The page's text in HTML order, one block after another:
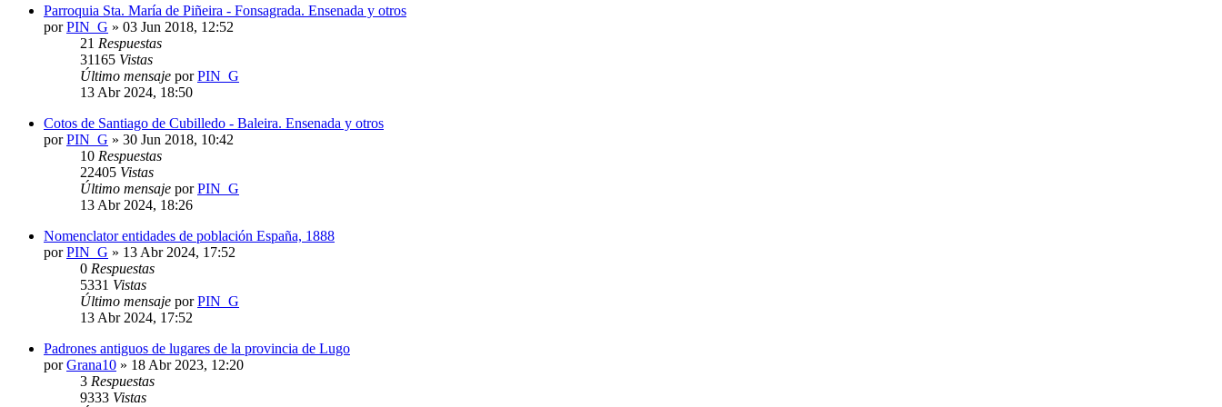
Parroquia Sta. María de Piñeira - Fonsagrada. Ensenada y otros
porPIN_G » 03 Jun 2018, 12:52
21 Respuestas
31165 Vistas
Último mensaje porPIN_G
13 Abr 2024, 18:50
Cotos de Santiago de Cubilledo - Baleira. Ensenada y otros
porPIN_G » 30 Jun 2018, 10:42
10 Respuestas
22405 Vistas
Último mensaje porPIN_G
13 Abr 2024, 18:26
Nomenclator entidades de población España, 1888
porPIN_G » 13 Abr 2024, 17:52
0 Respuestas
5331 Vistas
Último mensaje porPIN_G
13 Abr 2024, 17:52
Padrones antiguos de lugares de la provincia de Lugo
porGrana10 » 18 Abr 2023, 12:20
3 Respuestas
9333 Vistas